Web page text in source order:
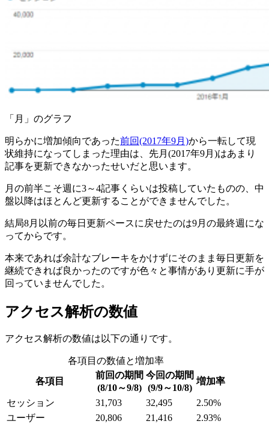
「月」のグラフ
明らかに増加傾向であった前回(2017年9月)から一転して現
状維持になってしまった理由は、先月(2017年9月)はあまり
記事を更新できなかったせいだと思います。
月の前半こそ週に3～4記事くらいは投稿していたものの、中
盤以降はほとんど更新することができませんでした。
結局8月以前の毎日更新ペースに戻せたのは9月の最終週にな
ってからです。
本来であれば余計なブレーキをかけずにそのまま毎日更新を
継続できれば良かったのですが色々と事情があり更新に手が
回っていませんでした。
アクセス解析の数値
アクセス解析の数値は以下の通りです。
各項目の数値と増加率
各項目
前回の期間
(8/10～9/8)
今回の期間
(9/9～10/8)
増加率
セッション 31,703 32,495
2.50%
ユーザー
20,806 21,416
2.93%